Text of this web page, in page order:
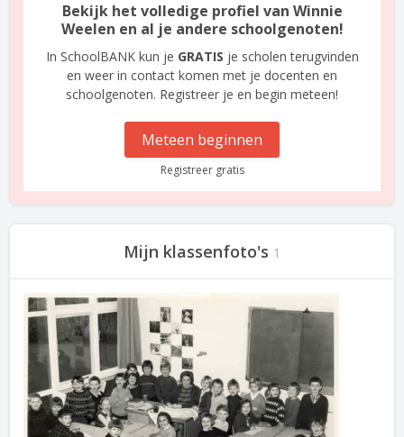
Bekijk het volledige profiel van Winnie
Weelen en al je andere schoolgenoten!
In SchoolBANK kun je GRATIS je scholen terugvinden
en weer in contact komen met je docenten en
schoolgenoten. Registreer je en begin meteen!
Meteen beginnen
Registreer gratis
Mijn klassenfoto's 1